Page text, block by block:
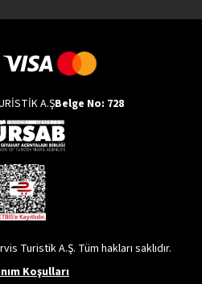
A.ŞBelge No: 728
Turistik A.Ş. Tüm hakları saklıdır.
Koşulları